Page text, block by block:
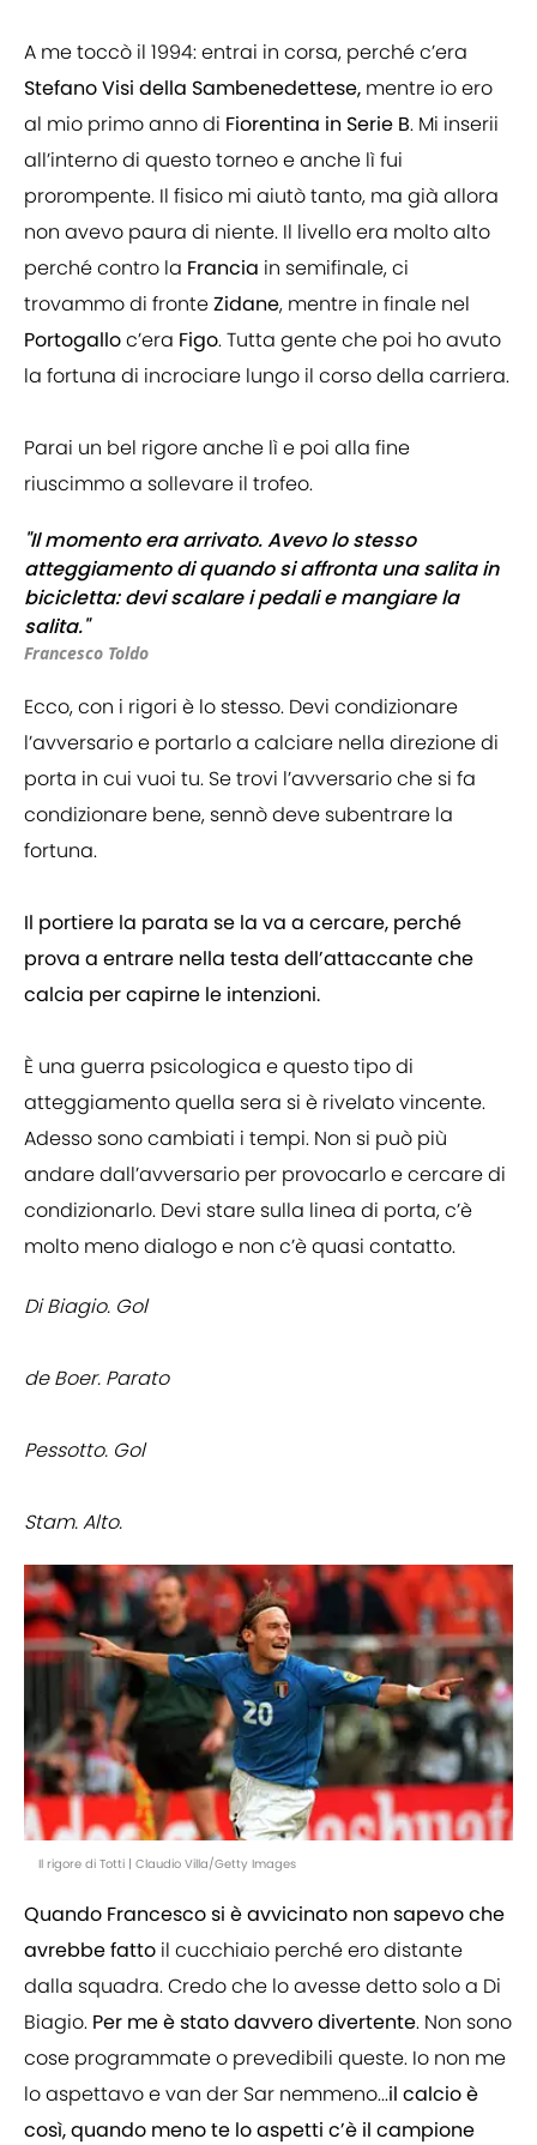
A me toccò il 1994: entrai in corsa, perché c’era
Stefano Visi della Sambenedettese, mentre io ero
al mio primo anno di Fiorentina in Serie B. Mi inserii
all’interno di questo torneo e anche lì fui
prorompente. Il fisico mi aiutò tanto, ma già allora
non avevo paura di niente. Il livello era molto alto
perché contro la Francia in semifinale, ci
trovammo di fronteZidane, mentre in finale nel
Portogalloc’era Figo. Tutta gente che poi ho avuto
la fortuna di incrociare lungo il corso della carriera.
Parai un bel rigore anche lì e poi alla fine
riuscimmo a sollevare il trofeo.
"Il momento era arrivato. Avevo lo stesso
atteggiamento di quando si affronta una salita in
bicicletta: devi scalare i pedali e mangiare la
salita."
Francesco Toldo
Ecco, con i rigori è lo stesso. Devi condizionare
l’avversario e portarlo a calciare nella direzione di
porta in cui vuoi tu. Se trovi l’avversario che si fa
condizionare bene, sennò deve subentrare la
fortuna.
Il portiere la parata se la va a cercare, perché
prova a entrare nella testa dell’attaccante che
calcia per capirne le intenzioni.
È una guerra psicologica e questo tipo di
atteggiamento quella sera si è rivelato vincente.
Adesso sono cambiati i tempi. Non si può più
andare dall’avversario per provocarlo e cercare di
condizionarlo. Devi stare sulla linea di porta, c’è
molto meno dialogo e non c’è quasi contatto.
Di Biagio. Gol
de Boer. Parato
Pessotto. Gol
Stam. Alto.
Il rigore di Totti | Claudio Villa/Getty Images
Quando Francesco si è avvicinato non sapevo che
avrebbe fatto il cucchiaio perché ero distante
dalla squadra. Credo che lo avesse detto solo a Di
Biagio. Per me è stato davvero divertente. Non sono
cose programmate o prevedibili queste. Io non me
lo aspettavo e van der Sar nemmeno...il calcio è
così, quando meno te lo aspetti c’è il campione